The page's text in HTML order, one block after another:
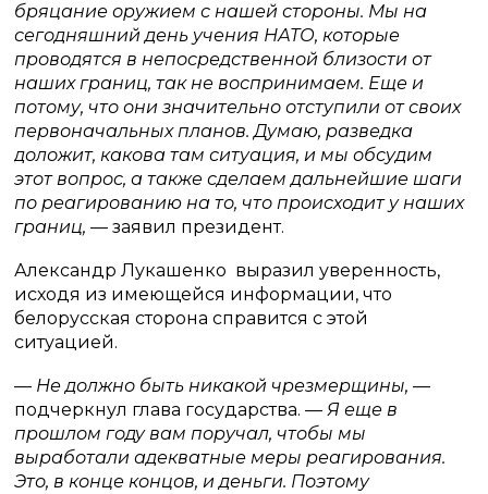
бряцание оружием с нашей стороны. Мы на
сегодняшний день учения НАТО, которые
проводятся в непосредственной близости от
наших границ, так не воспринимаем. Еще и
потому, что они значительно отступили от своих
первоначальных планов. Думаю, разведка
доложит, какова там ситуация, и мы обсудим
этот вопрос, а также сделаем дальнейшие шаги
по реагированию на то, что происходит у наших
границ,— заявил президент.
Александр Лукашенко выразил уверенность,
исходя из имеющейся информации, что
белорусская сторона справится с этой
ситуацией.
— Не должно быть никакой чрезмерщины,—
подчеркнул глава государства. — Я еще в
прошлом году вам поручал, чтобы мы
выработали адекватные меры реагирования.
Это, в конце концов, и деньги. Поэтому